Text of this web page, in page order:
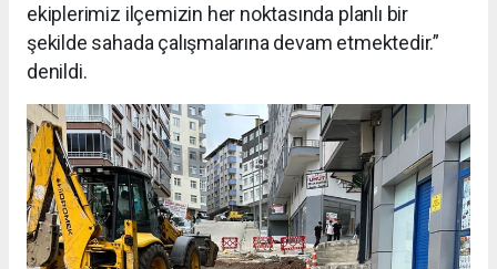
ekiplerimiz ilçemizin her noktasında planlı bir
şekilde sahada çalışmalarına devam etmektedir.”
denildi.